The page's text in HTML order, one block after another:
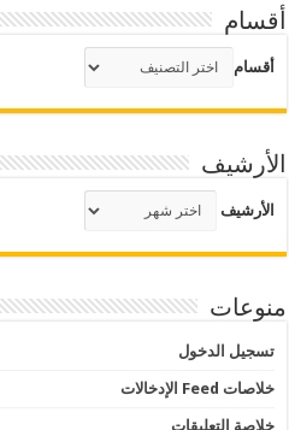
أقسام
أقسام
الأرشيف
الأرشيف
منوعات
تسجيل الدخول
خلاصات Feed الإدخالات
خلاصة التعليقات